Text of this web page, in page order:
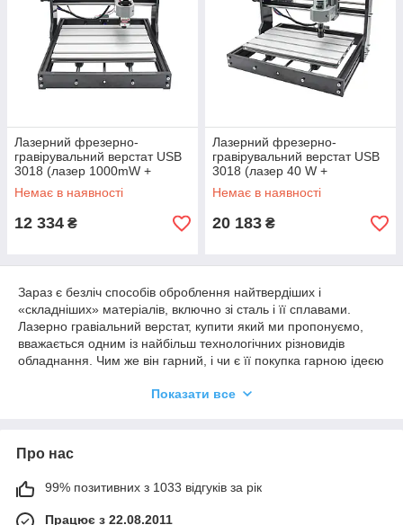
Лазерний фрезерно-
гравірувальний верстат USB
3018 (лазер 1000mW +
шпиндель 150W), 3
координати
Немає в наявності
12 334 ₴
Лазерний фрезерно-
гравірувальний верстат USB
3018 (лазер 40 W +
шпиндель 150W), 3
координати
Немає в наявності
20 183 ₴
Зараз є безліч способів оброблення найтвердіших і
«складніших» матеріалів, включно зі сталь і її сплавами.
Лазерно гравіальний верстат, купити який ми пропонуємо,
вважається одним із найбільш технологічних різновидів
обладнання. Чим же він гарний, і чи є її покупка гарною ідеєю
Лазерно гравіальний верстат із ЧПУ —
Технологія створення лазерного променя, здатного без
безсумнівно, є одним із найсучасніших методів оброблення
виконання найскладніших і трудомістких завдань з
Показати все
Про нас
99% позитивних з 1033 відгуків за рік
Працює з 22.08.2011